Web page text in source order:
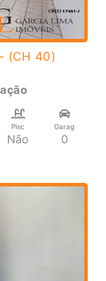
(CH 40)
Pisc
Não
Garag
0